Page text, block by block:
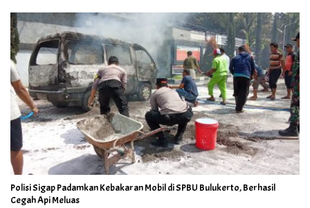
Polisi Sigap Padamkan Kebakaran Mobil di SPBU Bulukerto, Berhasil
Cegah Api Meluas